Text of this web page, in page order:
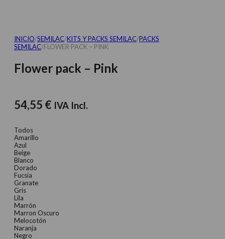
INICIO/SEMILAC/KITS Y PACKS SEMILAC/PACKS
SEMILAC/FLOWER PACK – PINK
Flower pack – Pink
54,55 € IVA Incl.
Todos
Amarillo
Azul
Beige
Blanco
Dorado
Fucsia
Granate
Gris
Lila
Marrón
Marron Oscuro
Melocotón
Naranja
Negro